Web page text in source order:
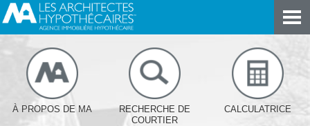
À PROPOS DE MA
RECHERCHE DE
COURTIER
CALCULATRICE